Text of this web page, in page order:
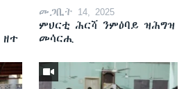
ዘተ
መጋቢት 14, 2025
ምህርቲ ሕርሻ ንምዕባይ ዝሕግዝ
መሳርሒ